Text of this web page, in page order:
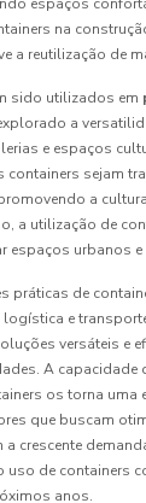
na
a reutilização de
sido utilizados em
a
e espaços
containers sejam
a
a utilização de
espaços urbanos
práticas de
e
versáteis e
A capacidade
os torna uma
que buscam
crescente
uso de containers
anos.